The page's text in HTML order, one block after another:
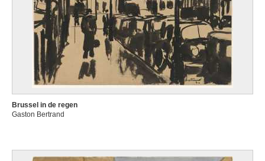
Brussel in de regen
Gaston Bertrand